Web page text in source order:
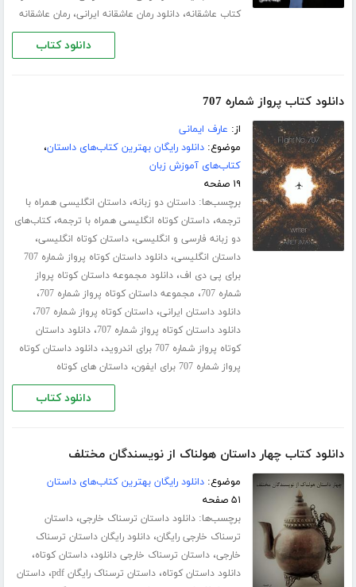
کتاب عاشقانه،دانلود رمان عاشقانه ایرانی،رمان عاشقانه
دانلود کتاب
دانلود کتاب پرواز شماره 707
از: عارف ایمانی
موضوع:دانلود رایگان بهترین کتاب‌های داستان،
کتاب‌های آموزش زبان
۱۹ صفحه
برچسب‌ها:داستان دو زبانه،داستان انگلیسی همراه با
ترجمه،داستان کوتاه انگلیسی همراه با ترجمه،کتاب‌های
دو زبانه فارسی و انگلیسی،داستان کوتاه انگلیسی،
داستان انگلیسی،
دانلود داستان کوتاه پرواز شماره 707
برای پی دی اف،دانلود مجموعه داستان کوتاه پرواز
شماره 707
، مجموعه داستان کوتاه پرواز شماره 707 ،
دانلود داستان ایرانی،داستان کوتاه پرواز شماره 707 ،
دانلود داستان کوتاه پرواز شماره 707 ،دانلود داستان
کوتاه پرواز شماره 707 برای اندروید
،دانلود داستان کوتاه
پرواز شماره 707 برای ایفون
،داستان های کوتاه
دانلود کتاب
دانلود کتاب چهار داستان هولناک از نویسندگان مختلف
موضوع:دانلود رایگان بهترین کتاب‌های داستان
۵۱ صفحه
برچسب‌ها:دانلود داستان ترسناک خارجی،داستان
ترسناک خارجی رایگان،دانلود رایگان داستان ترسناک
خارجی،داستان ترسناک خارجی دانلود،داستان کوتاه،
دانلود داستان کوتاه،داستان ترسناک رایگان pdf ،داستان